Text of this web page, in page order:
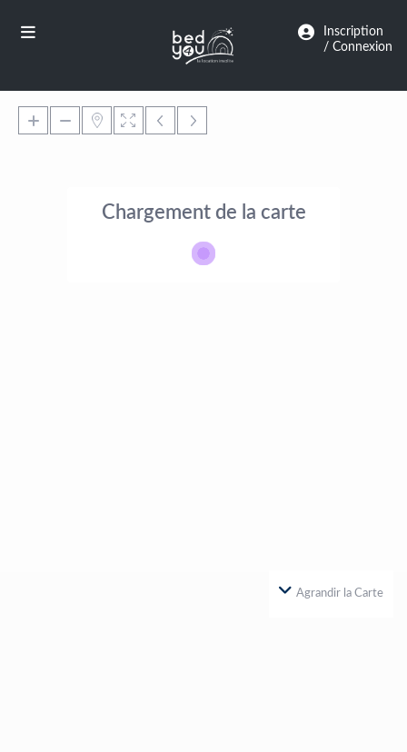
Inscription
/ Connexion
Chargement de la carte
Agrandir la Carte